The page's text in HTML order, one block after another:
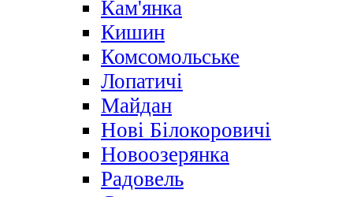
Кам'янка
Кишин
Комсомольське
Лопатичі
Майдан
Нові Білокоровичі
Новоозерянка
Радовель